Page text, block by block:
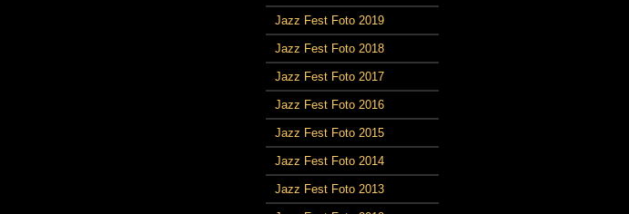
Jazz Fest Foto 2019
Jazz Fest Foto 2018
Jazz Fest Foto 2017
Jazz Fest Foto 2016
Jazz Fest Foto 2015
Jazz Fest Foto 2014
Jazz Fest Foto 2013